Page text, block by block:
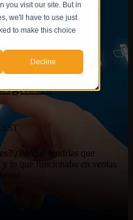
you visit our site. But in
we'll have to use just
to make this choice
Decline
EST
¿Porqué tendrías que
lo que funcionaba en ventas